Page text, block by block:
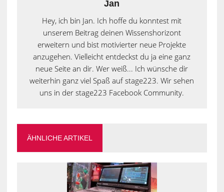
Jan
Hey, ich bin Jan. Ich hoffe du konntest mit
unserem Beitrag deinen Wissenshorizont
erweitern und bist motivierter neue Projekte
anzugehen. Vielleicht entdeckst du ja eine ganz
neue Seite an dir. Wer weiß... Ich wünsche dir
weiterhin ganz viel Spaß auf stage223. Wir sehen